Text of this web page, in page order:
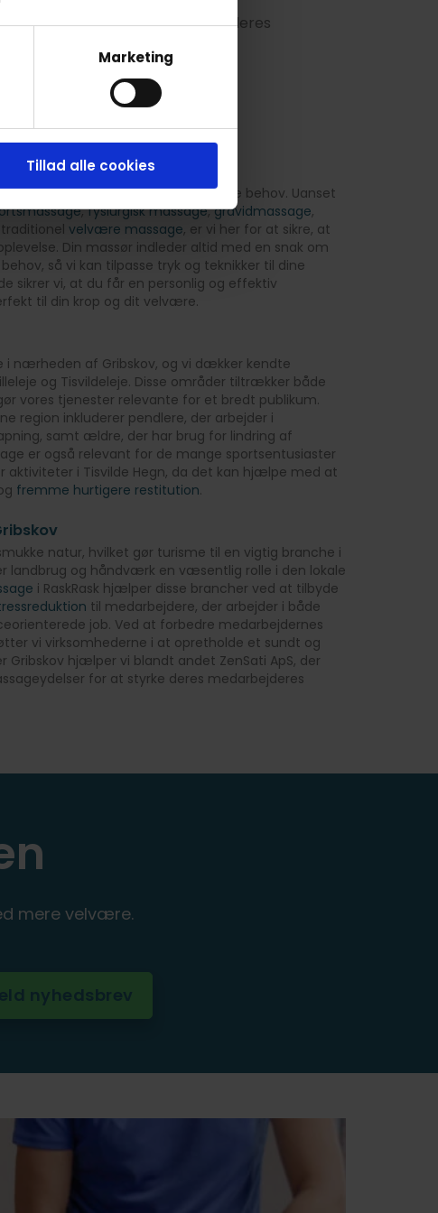
Marketing
Tillad alle cookies
på behandleren for at se alle deres
tilpasse vores massage til netop dine behov. Uanset
,fysiurgisk massage,gravidmassage,
velvære massage, er vi her for at sikre, at
Din massør indleder altid med en snak om
så vi kan tilpasse tryk og teknikker til dine
sikrer vi, at du får en personlig og effektiv
til din krop og dit velvære.
i nærheden af Gribskov, og vi dækker kendte
og Tisvildeleje. Disse områder tiltrækker både
vores tjenester relevante for et bredt publikum.
region inkluderer pendlere, der arbejder i
samt ældre, der har brug for lindring af
er også relevant for de mange sportsentusiaster
aktiviteter i Tisvilde Hegn, da det kan hjælpe med at
fremme hurtigere restitution.
natur, hvilket gør turisme til en vigtig branche i
landbrug og håndværk en væsentlig rolle i den lokale
i RaskRask hjælper disse brancher ved at tilbyde
til medarbejdere, der arbejder i både
job. Ved at forbedre medarbejdernes
vi virksomhederne i at opretholde et sundt og
hjælper vi blandt andet ZenSati ApS, der
for at styrke deres medarbejderes
mere velvære.